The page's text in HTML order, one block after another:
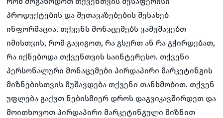
პროდუქტების და შეთავაზებების შესახებ
ინფორმაცია. თქვენს მონაცემებს ვამუშავებთ
იმისთვის, რომ გავიგოთ, რა გსურთ ან რა გჭირდებათ,
რა იქნებოდა თქვენთვის საინტერესო. თქვენი
პერსონალური მონაცემები პირდაპირი მარკეტინგის
მიზნებისთვის მუშავდება თქვენი თანხმობით. თქვენ
უფლება გაქვთ ნებისმიერ დროს დაგვიკავშირდეთ და
მოითხოვოთ პირდაპირი მარკეტინგული მიზნით